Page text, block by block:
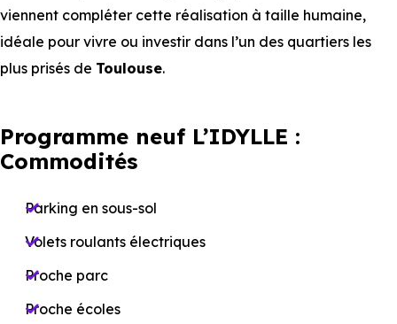
viennent compléter cette réalisation à taille humaine,
idéale pour vivre ou investir dans l’un des quartiers les
plus prisés de Toulouse.
Programme neuf L’IDYLLE :
Commodités
Parking en sous-sol
Volets roulants électriques
Proche parc
Proche écoles